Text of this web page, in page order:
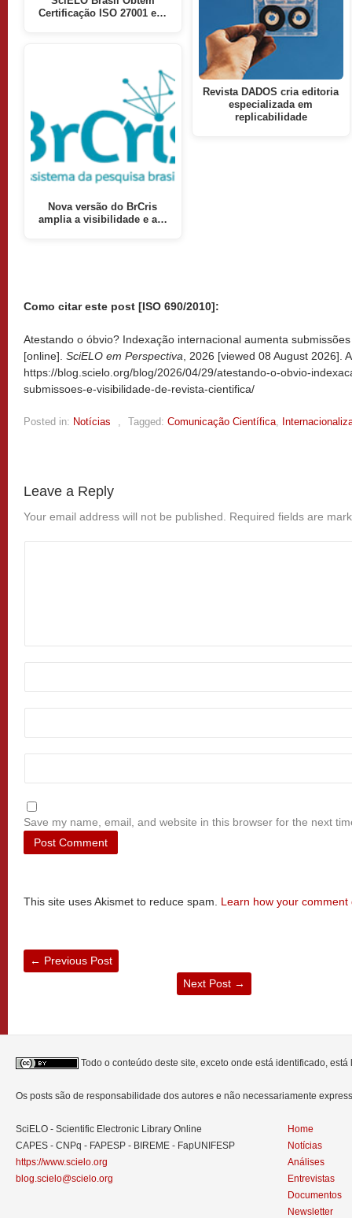
Certificação ISO 27001 e…
Nova versão do BrCris
amplia a visibilidade e a…
Revista DADOS cria editoria
especializada em
replicabilidade
Como citar este post [ISO 690/2010]:
Atestando o óbvio? Indexação internacional aumenta
[online]. SciELO em Perspectiva , 2026 [viewed 08 August 2026].
https://blog.scielo.org/blog/2026/04/29/atestando-o-obvio-
submissoes-e-visibilidade-de-revista-cientifica/
Posted in: Notícias Tagged: Comunicação Científica
Leave a Reply
Your email address will not be published. Required fields are
Save my name, email, and website in this browser for the next
This site uses Akismet to reduce spam. Learn how your
← Previous Post
Next Post →
Todo o conteúdo deste site, exceto onde está identificado,
Os posts são de responsabilidade dos autores e não necessariamente
SciELO - Scientific Electronic Library Online
CAPES - CNPq - FAPESP - BIREME - FapUNIFESP
https://www.scielo.org
blog.scielo@scielo.org
Home
Notícias
Análises
Entrevistas
Documentos
Newsletter